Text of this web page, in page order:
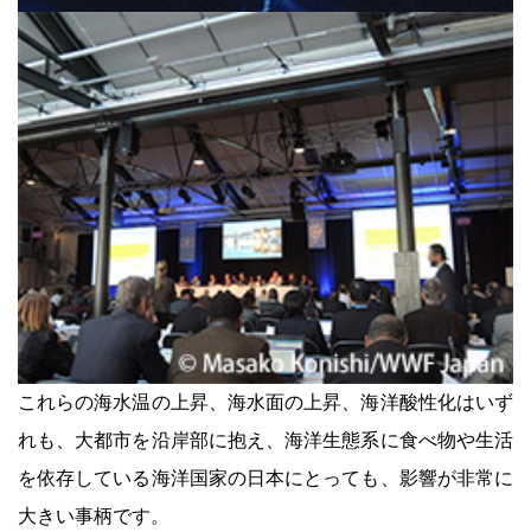
これらの海水温の上昇、海水面の上昇、海洋酸性化はいず
れも、大都市を沿岸部に抱え、海洋生態系に食べ物や生活
を依存している海洋国家の日本にとっても、影響が非常に
大きい事柄です。